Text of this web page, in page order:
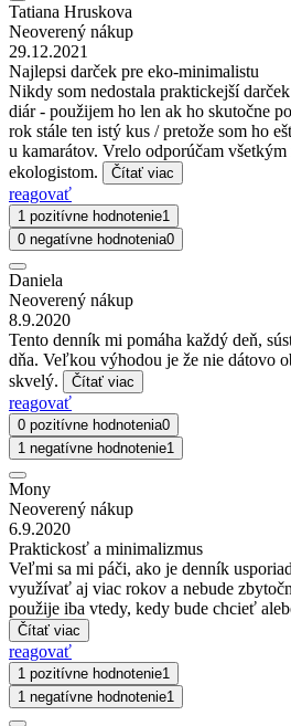
Tatiana Hruskova
Neoverený nákup
29.12.2021
Najlepsi darček pre eko-minimalistu
Nikdy som nedostala praktickejší
diár - použijem ho len ak ho skutočne
rok stále ten istý kus / pretože som ho
u kamarátov. Vrelo odporúčam
ekologistom.
Čítať viac
reagovať
1 pozitívne hodnotenie1
0 negatívne hodnotenia0
Daniela
Neoverený nákup
8.9.2020
Tento denník mi pomáha každý deň,
dňa. Veľkou výhodou je že nie dátovo
skvelý.
Čítať viac
reagovať
0 pozitívne hodnotenia0
1 negatívne hodnotenie1
Mony
Neoverený nákup
6.9.2020
Praktickosť a minimalizmus
Veľmi sa mi páči, ako je denník
využívať aj viac rokov a nebude
použije iba vtedy, kedy bude chcieť
Čítať viac
reagovať
1 pozitívne hodnotenie1
1 negatívne hodnotenie1